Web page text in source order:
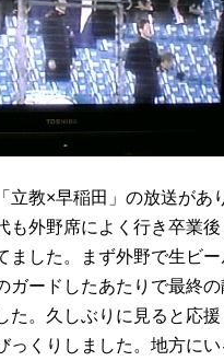
立教×早稲田」の放送が
も外野席によく行き卒業
ました。まず外野で生ビ
ガードしたあたりで最終
た。久しぶりに見ると応
っくりしました。地方に